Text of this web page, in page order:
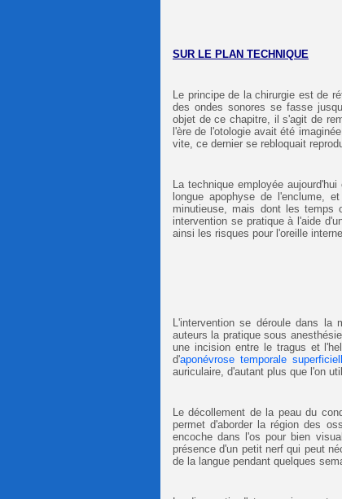
SUR LE PLAN TECHNIQUE
Le principe de la chirurgie est de
des ondes sonores se fasse
objet de ce chapitre, il s'agit de
l'ère de l'otologie avait été
vite, ce dernier se rebloquait
La technique employée
longue apophyse de l'enclume,
minutieuse, mais dont les temps
intervention se pratique à l'aide
ainsi les risques pour l'oreille interne
L'intervention se déroule dans
auteurs la pratique sous
une incision entre le tragus et
d'aponévrose temporale
auriculaire, d'autant plus que l'on
Le décollement de la peau du
permet d'aborder la région des
encoche dans l'os pour bien
présence d'un petit nerf qui peut
de la langue pendant quelques